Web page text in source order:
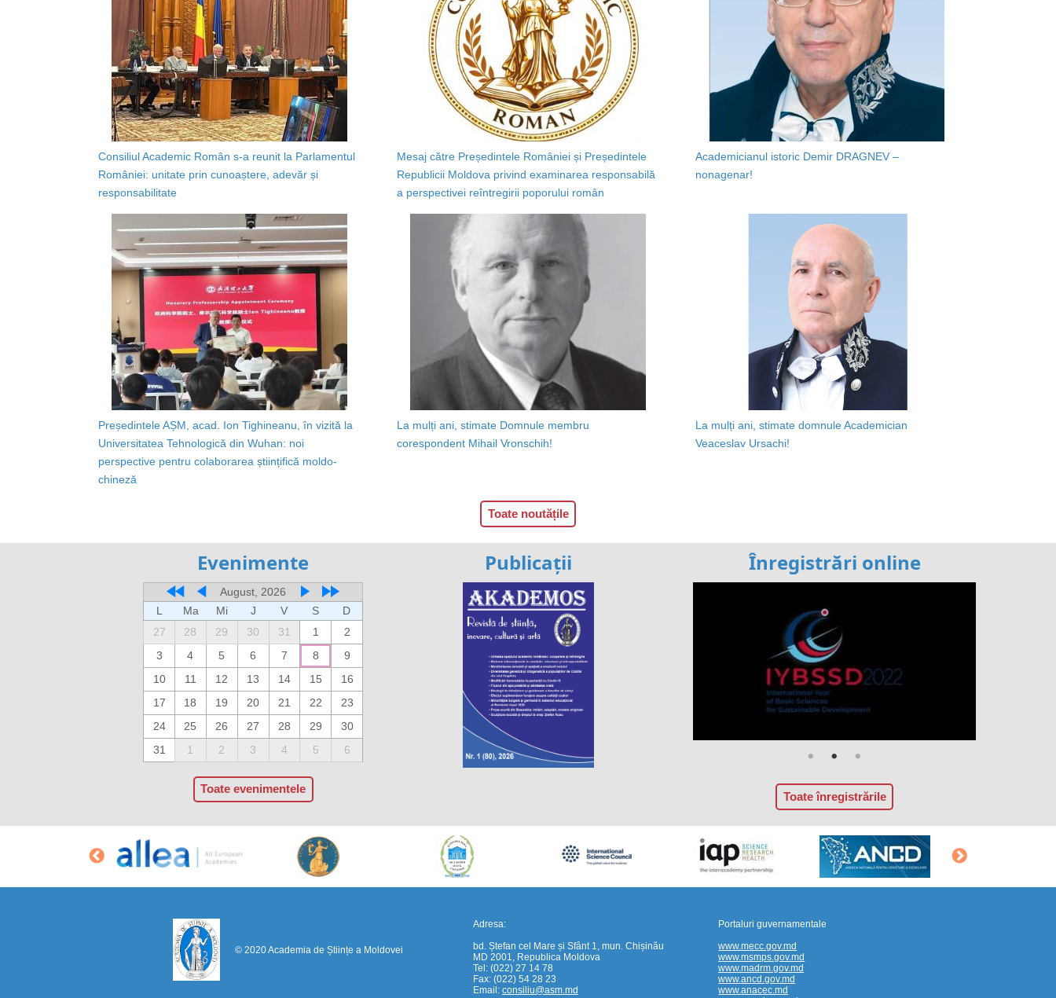
Consiliul Academic Român s-a reunit la Parlamentul
României: unitate prin cunoaștere, adevăr și
responsabilitate
Mesaj către Președintele României și Președintele
Republicii Moldova privind examinarea responsabilă
a perspectivei reîntregirii poporului român
Academicianul istoric Demir DRAGNEV –
nonagenar!
Președintele AȘM, acad. Ion Tighineanu, în vizită la
Universitatea Tehnologică din Wuhan: noi
perspective pentru colaborarea științifică moldo-
chineză
La mulți ani, stimate Domnule membru
corespondent Mihail Vronschih!
La mulți ani, stimate domnule Academician
Veaceslav Ursachi!
Toate noutățile
Evenimente
August, 2026
L
Ma Mi J V S
D
27
28 29 30 31 1
2
3
4 5 6 7 8
9
10
11 12 13 14 15
16
17
18 19 20 21 22
23
24
25 26 27 28 29
30
31
1 2 3 4 5 6
Toate evenimentele
Publicații Înregistrări online
Toate înregistrările
© 2020 Academia de Științe a Moldovei
Adresa:
bd. Ștefan cel Mare și Sfânt 1, mun. Chișinău
MD 2001, Republica Moldova
Tel: (022) 27 14 78
Fax: (022) 54 28 23
Email: consiliu@asm.md
Portaluri guvernamentale
www.mecc.gov.md
www.msmps.gov.md
www.madrm.gov.md
www.ancd.gov.md
www.anacec.md